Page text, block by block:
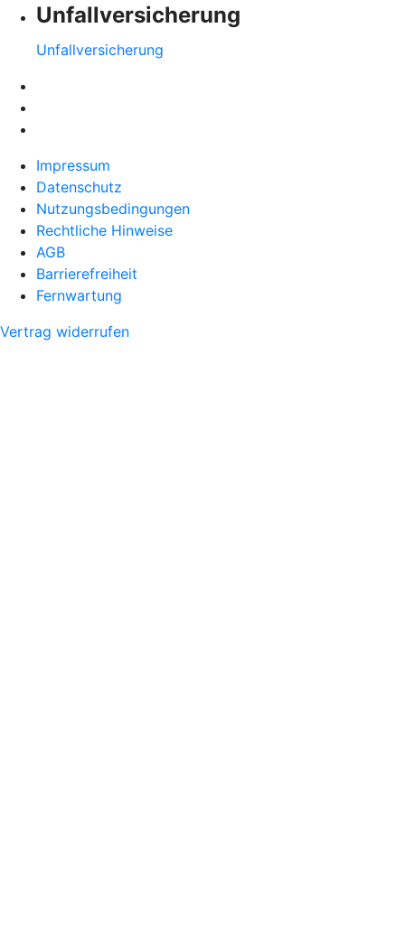
Unfallversicherung
Unfallversicherung
Impressum
Datenschutz
Nutzungsbedingungen
Rechtliche Hinweise
AGB
Barrierefreiheit
Fernwartung
Vertrag widerrufen